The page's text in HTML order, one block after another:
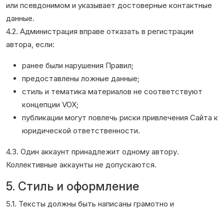
или псевдонимом и указывает достоверные контактные
данные.
4.2. Администрация вправе отказать в регистрации
автора, если:
ранее были нарушения Правил;
предоставлены ложные данные;
стиль и тематика материалов не соответствуют
концепции VOX;
публикации могут повлечь риски привлечения Сайта к
юридической ответственности.
4.3. Один аккаунт принадлежит одному автору.
Коллективные аккаунты не допускаются.
5. Стиль и оформление
5.1. Тексты должны быть написаны грамотно и